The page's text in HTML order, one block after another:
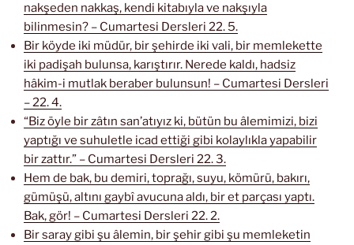
nakşeden nakkaş, kendi kitabıyla ve nakşıyla
bilinmesin? – Cumartesi Dersleri 22. 5.
Bir köyde iki müdür, bir şehirde iki vali, bir memlekette
iki padişah bulunsa, karıştırır. Nerede kaldı, hadsiz
hâkim-i mutlak beraber bulunsun! – Cumartesi Dersleri
– 22. 4.
“Biz öyle bir zâtın san’atıyız ki, bütün bu âlemimizi, bizi
yaptığı ve suhuletle icad ettiği gibi kolaylıkla yapabilir
bir zattır.” – Cumartesi Dersleri 22. 3.
Hem de bak, bu demiri, toprağı, suyu, kömürü, bakırı,
gümüşü, altını gaybî avucuna aldı, bir et parçası yaptı.
Bak, gör! – Cumartesi Dersleri 22. 2.
Bir saray gibi şu âlemin, bir şehir gibi şu memleketin